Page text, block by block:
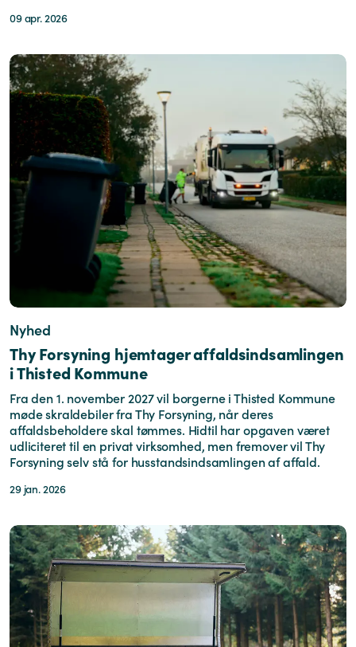
09 apr. 2026
Nyhed
Thy Forsyning hjemtager affaldsindsamlingen
i Thisted Kommune
Fra den 1. november 2027 vil borgerne i Thisted Kommune
møde skraldebiler fra Thy Forsyning, når deres
affaldsbeholdere skal tømmes. Hidtil har opgaven været
udliciteret til en privat virksomhed, men fremover vil Thy
Forsyning selv stå for husstandsindsamlingen af affald.
29 jan. 2026